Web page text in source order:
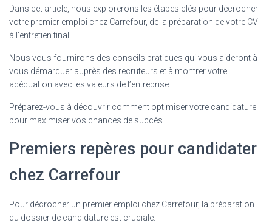
A
T
N
Dans cet article, nous explorerons les étapes clés pour décrocher
votre premier emploi chez Carrefour, de la préparation de votre CV
à l’entretien final.
Nous vous fournirons des conseils pratiques qui vous aideront à
vous démarquer auprès des recruteurs et à montrer votre
adéquation avec les valeurs de l’entreprise.
Préparez-vous à découvrir comment optimiser votre candidature
pour maximiser vos chances de succès.
Premiers repères pour candidater
chez Carrefour
Pour décrocher un premier emploi chez Carrefour, la préparation
du dossier de candidature est cruciale.